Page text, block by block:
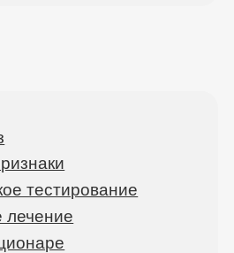
тестирование
лечение